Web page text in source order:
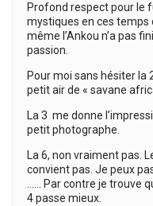
Profond respect pour le
mystiques en ces temps
même l’Ankou n’a pas
passion.
Pour moi sans hésiter la
petit air de « savane
La 3 me donne
petit photographe.
La 6, non vraiment pas.
convient pas. Je peux
…… Par contre je trouve
4 passe mieux.